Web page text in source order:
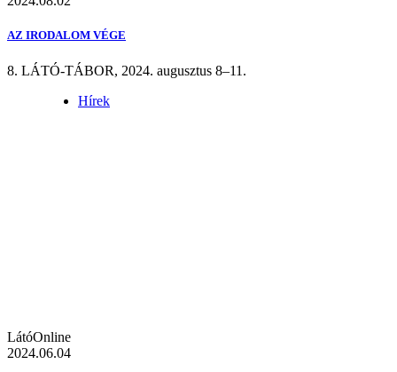
AZ IRODALOM VÉGE
8. LÁTÓ-TÁBOR, 2024. augusztus 8–11.
Hírek
LátóOnline
2024.06.04